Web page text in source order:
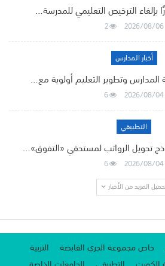
بإلغاء الترخيص التعليمي للمدرسة…
2026/08/06
2
أخبار المدارس
المدارس وتطوير التعليم أولوية مع…
2026/08/04
6
التطبيقي
تحويل الرواتب لمستحقي «التفوق»…
2026/08/04
6
المزيد من الأخبار
خاص مجموعة الجري القابضة
التربية